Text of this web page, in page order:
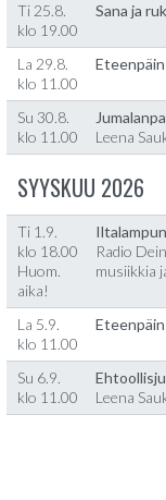
Ti 25.8.
klo 19.00
Sana ja
La 29.8.
klo 11.00
Su 30.8.
klo 11.00
Leena
SYYSKUU 2026
Ti 1.9.
klo 18.00
Huom.
aika!
Radio
musiikkia
La 5.9.
klo 11.00
Su 6.9.
klo 11.00
Leena